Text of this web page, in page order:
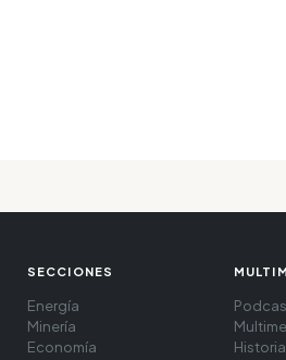
SECCIONES
Energía
Minería
Economía